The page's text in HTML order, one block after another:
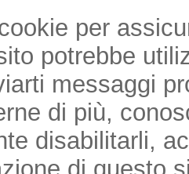
per
potrebbe
messaggi
di più,
disabilitarli,